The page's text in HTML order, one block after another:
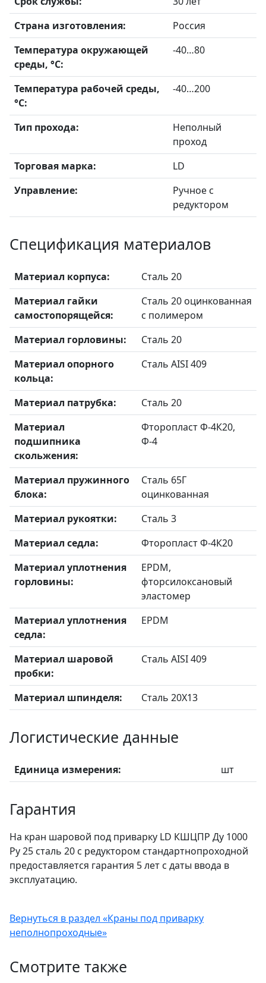
Страна изготовления:
Россия
Температура окружающей
среды, °С:
-40…80
Температура рабочей среды,
°С:
-40…200
Тип прохода:
Неполный
проход
Торговая марка:
LD
Управление:
Ручное с
редуктором
Спецификация материалов
Материал корпуса:
Сталь 20
Материал гайки
самостопорящейся:
Сталь 20 оцинкованная
с полимером
Материал горловины:
Сталь 20
Материал опорного
кольца:
Сталь AISI 409
Материал патрубка:
Сталь 20
Материал
подшипника
скольжения:
Фторопласт Ф-4К20,
Ф-4
Материал пружинного
блока:
Сталь 65Г
оцинкованная
Материал рукоятки:
Сталь 3
Материал седла:
Фторопласт Ф-4К20
Материал уплотнения
горловины:
EPDM,
фторсилоксановый
эластомер
Материал уплотнения
седла:
EPDM
Материал шаровой
пробки:
Сталь AISI 409
Материал шпинделя: Сталь 20X13
Логистические данные
Единица измерения: шт
Гарантия
На кран шаровой под приварку LD КШЦПР Ду 1000
Ру 25 сталь 20 с редуктором стандартнопроходной
предоставляется гарантия 5 лет с даты ввода в
эксплуатацию.
Вернуться в раздел «Краны под приварку
неполнопроходные»
Смотрите также